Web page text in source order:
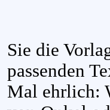
Sie die
passenden
Mal ehrlich: